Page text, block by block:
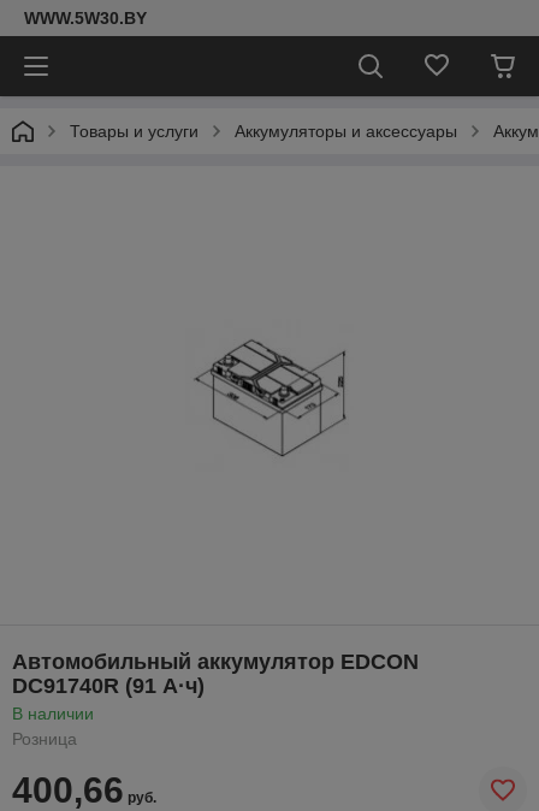
WWW.5W30.BY
Товары и услуги Аккумуляторы и аксессуары
Автомобильный аккумулятор EDCON
DC91740R (91 А·ч)
В наличии
Розница
400,66 руб.